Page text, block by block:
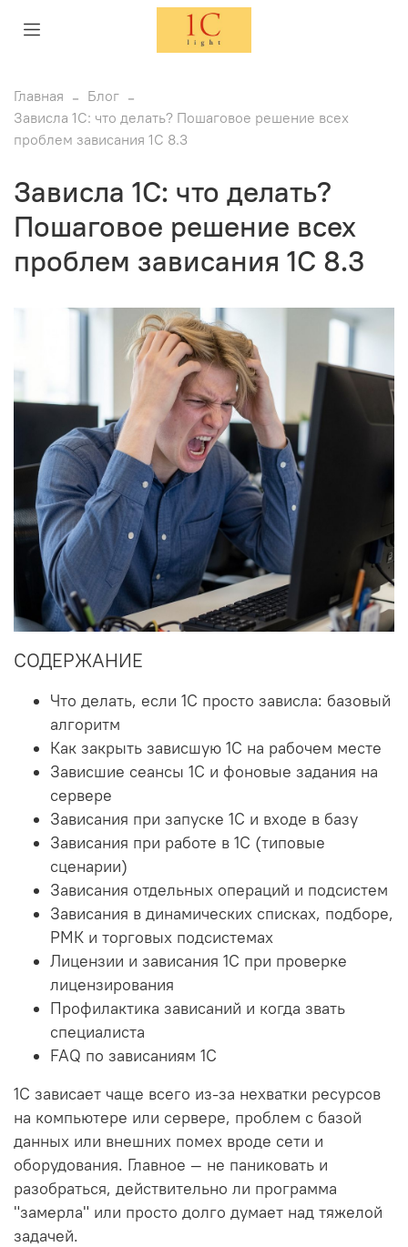
Главная
Блог
Зависла 1С: что делать? Пошаговое решение всех
проблем зависания 1С 8.3
Зависла 1С: что делать?
Пошаговое решение всех
проблем зависания 1С 8.3
СОДЕРЖАНИЕ
Что делать, если 1С просто зависла: базовый
алгоритм
Как закрыть зависшую 1С на рабочем месте
Зависшие сеансы 1С и фоновые задания на
сервере
Зависания при запуске 1С и входе в базу
Зависания при работе в 1С (типовые
сценарии)
Зависания отдельных операций и подсистем
Зависания в динамических списках, подборе,
РМК и торговых подсистемах
Лицензии и зависания 1С при проверке
лицензирования
Профилактика зависаний и когда звать
специалиста
FAQ по зависаниям 1С
1С зависает чаще всего из-за нехватки ресурсов
на компьютере или сервере, проблем с базой
данных или внешних помех вроде сети и
оборудования. Главное — не паниковать и
разобраться, действительно ли программа
"замерла" или просто долго думает над тяжелой
задачей.